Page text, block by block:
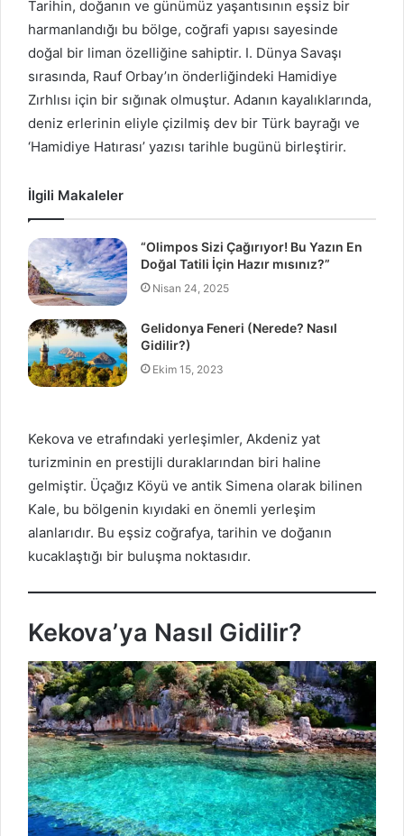
Tarihin, doğanın ve günümüz yaşantısının eşsiz bir
harmanlandığı bu bölge, coğrafi yapısı sayesinde
doğal bir liman özelliğine sahiptir. I. Dünya Savaşı
sırasında, Rauf Orbay’ın önderliğindeki Hamidiye
Zırhlısı için bir sığınak olmuştur. Adanın kayalıklarında,
deniz erlerinin eliyle çizilmiş dev bir Türk bayrağı ve
‘Hamidiye Hatırası’ yazısı tarihle bugünü birleştirir.
İlgili Makaleler
“Olimpos Sizi Çağırıyor! Bu Yazın En
Doğal Tatili İçin Hazır mısınız?”
Nisan 24, 2025
Gelidonya Feneri (Nerede? Nasıl
Gidilir?)
Ekim 15, 2023
Kekova ve etrafındaki yerleşimler, Akdeniz yat
turizminin en prestijli duraklarından biri haline
gelmiştir. Üçağız Köyü ve antik Simena olarak bilinen
Kale, bu bölgenin kıyıdaki en önemli yerleşim
alanlarıdır. Bu eşsiz coğrafya, tarihin ve doğanın
kucaklaştığı bir buluşma noktasıdır.
Kekova’ya Nasıl Gidilir?